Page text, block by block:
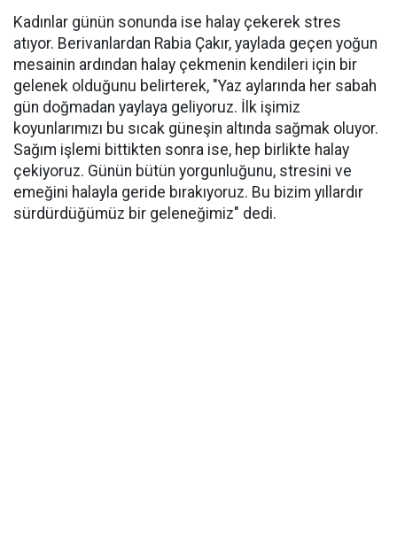
Kadınlar günün sonunda ise halay çekerek stres
atıyor. Berivanlardan Rabia Çakır, yaylada geçen yoğun
mesainin ardından halay çekmenin kendileri için bir
gelenek olduğunu belirterek, "Yaz aylarında her sabah
gün doğmadan yaylaya geliyoruz. İlk işimiz
koyunlarımızı bu sıcak güneşin altında sağmak oluyor.
Sağım işlemi bittikten sonra ise, hep birlikte halay
çekiyoruz. Günün bütün yorgunluğunu, stresini ve
emeğini halayla geride bırakıyoruz. Bu bizim yıllardır
sürdürdüğümüz bir geleneğimiz" dedi.